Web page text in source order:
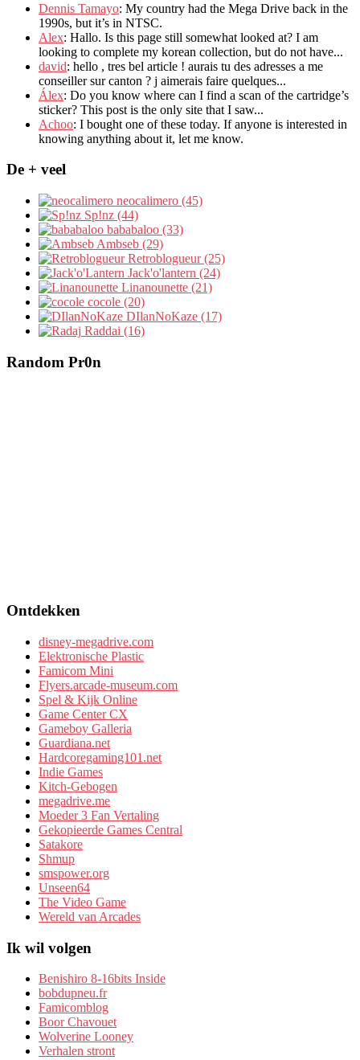
Dennis Tamayo: My country had the Mega Drive back in the
1990s, but it’s in NTSC.
Alex: Hallo. Is this page still somewhat looked at? I am
looking to complete my korean collection, but do not have...
david: hello , tres bel article ! aurais tu des adresses a me
conseiller sur canton ? j aimerais faire quelques...
Álex: Do you know where can I find a scan of the cartridge’s
sticker? This post is the only site that I saw...
Achoo: I bought one of these today. If anyone is interested in
knowing anything about it, let me know.
De + veel
neocalimero (45)
Sp!nz (44)
bababaloo (33)
Ambseb (29)
Retroblogueur (25)
Jack'o'lantern (24)
Linanounette (21)
cocole (20)
DIlanNoKaze (17)
Raddai (16)
Random Pr0n
Ontdekken
disney-megadrive.com
Elektronische Plastic
Famicom Mini
Flyers.arcade-museum.com
Spel & Kijk Online
Game Center CX
Gameboy Galleria
Guardiana.net
Hardcoregaming101.net
Indie Games
Kitch-Gebogen
megadrive.me
Moeder 3 Fan Vertaling
Gekopieerde Games Central
Satakore
Shmup
smspower.org
Unseen64
The Video Game
Wereld van Arcades
Ik wil volgen
Benishiro 8-16bits Inside
bobdupneu.fr
Famicomblog
Boor Chavouet
Wolverine Looney
Verhalen stront